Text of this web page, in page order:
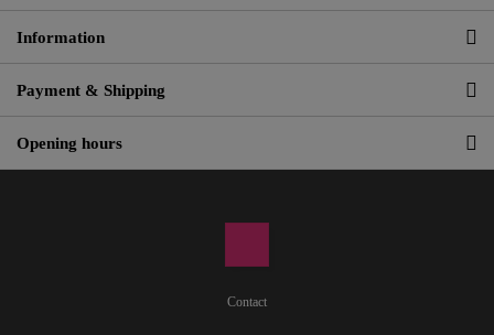
Information
Payment & Shipping
Opening hours
Contact